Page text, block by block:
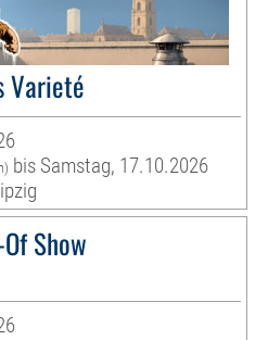
Varieté
bis Samstag, 17.10.2026
Show